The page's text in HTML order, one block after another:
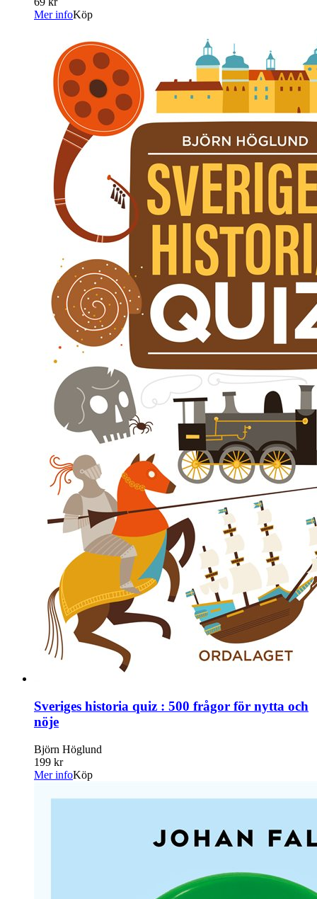
Mer infoKöp
Sveriges historia quiz : 500 frågor för nytta och
nöje
Björn Höglund
199 kr
Mer infoKöp